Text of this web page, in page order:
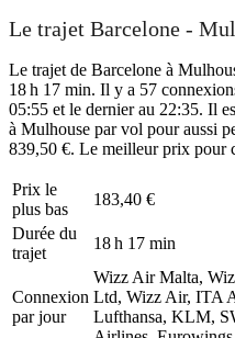
Le trajet Barcelone -
Le trajet de Barcelone à
18 h 17 min. Il y a 57
05:55 et le dernier au 22:35. Il
à Mulhouse par vol pour aussi
839,50 €. Le meilleur prix pour
Prix ​​le
plus bas
183,40 €
Durée du
trajet
18 h 17 min
Connexion
par jour
Wizz Air Malta,
Ltd, Wizz Air, ITA
Lufthansa, KLM,